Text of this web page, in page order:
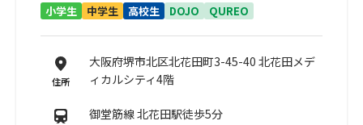
小学生 中学生 高校生 DOJO QUREO
住所
大阪府堺市北区北花田町3-45-40 北花田メデ
ィカルシティ4階
御堂筋線 北花田駅徒歩5分